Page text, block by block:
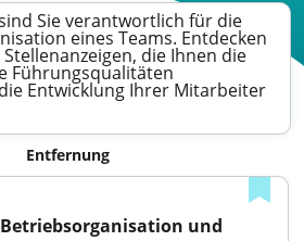
Sie verantwortlich für die
eines Teams. Entdecken
die Ihnen die
Führungsqualitäten
Entwicklung Ihrer Mitarbeiter
Entfernung
und